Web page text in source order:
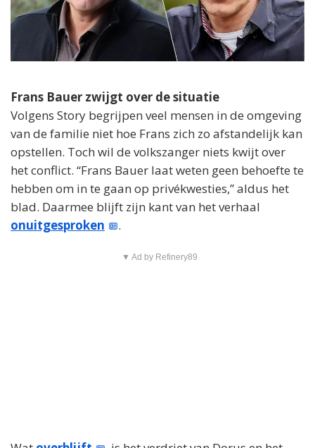
Frans Bauer zwijgt over de situatie
Volgens Story begrijpen veel mensen in de omgeving
van de familie niet hoe Frans zich zo afstandelijk kan
opstellen. Toch wil de volkszanger niets kwijt over
het conflict. “Frans Bauer laat weten geen behoefte te
hebben om in te gaan op privékwesties,” aldus het
blad. Daarmee blijft zijn kant van het verhaal
onuitgesproken
.
▼ Ad by Refinery89